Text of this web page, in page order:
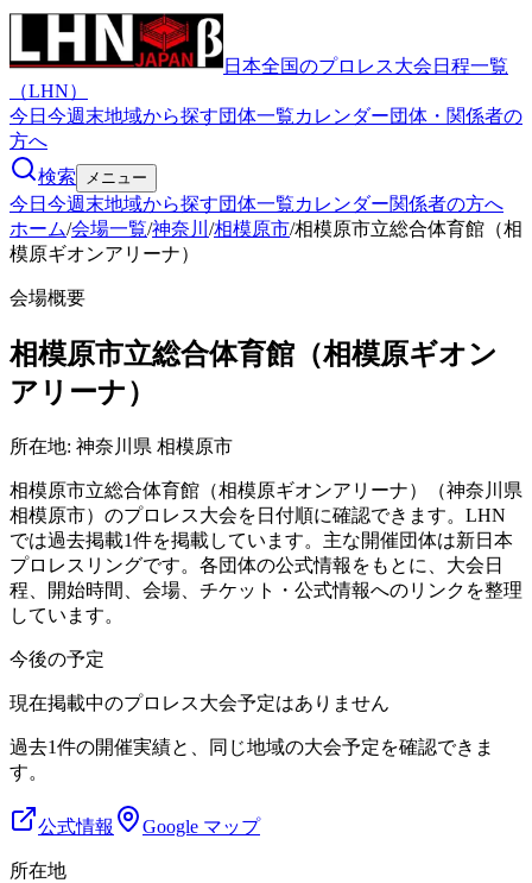
日本全国のプロレス大会日程一覧
（LHN）
今日 今週末地域から探す団体一覧カレンダー団体・関係者の
方へ
検索
メニュー
今日 今週末地域から探す団体一覧カレンダー関係者の方へ
ホーム/会場一覧/神奈川 /相模原市/相模原市立総合体育館（相
模原ギオンアリーナ）
会場概要
相模原市立総合体育館（相模原ギオン
アリーナ）
所在地: 神奈川県 相模原市
相模原市立総合体育館（相模原ギオンアリーナ）（神奈川県
相模原市）のプロレス大会を日付順に確認できます。LHN
では過去掲載1件を掲載しています。主な開催団体は新日本
プロレスリングです。各団体の公式情報をもとに、大会日
程、開始時間、会場、チケット・公式情報へのリンクを整理
しています。
今後の予定
現在掲載中のプロレス大会予定はありません
過去1件の開催実績と、同じ地域の大会予定を確認できま
す。
公式情報 Google マップ
所在地